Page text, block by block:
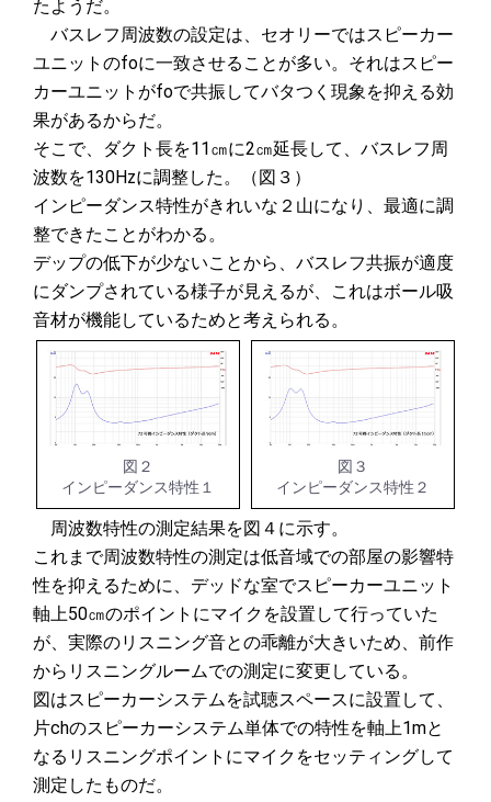
たようだ。
バスレフ周波数の設定は、セオリーではスピーカー
ユニットのfoに一致させることが多い。それはスピー
カーユニットがfoで共振してバタつく現象を抑える効
果があるからだ。
そこで、ダクト長を11㎝に2㎝延長して、バスレフ周
波数を130Hzに調整した。（図３）
インピーダンス特性がきれいな２山になり、最適に調
整できたことがわかる。
デップの低下が少ないことから、バスレフ共振が適度
にダンプされている様子が見えるが、これはボール吸
音材が機能しているためと考えられる。
図２
インピーダンス特性１
図３
インピーダンス特性２
周波数特性の測定結果を図４に示す。
これまで周波数特性の測定は低音域での部屋の影響特
性を抑えるために、デッドな室でスピーカーユニット
軸上50㎝のポイントにマイクを設置して行っていた
が、実際のリスニング音との乖離が大きいため、前作
からリスニングルームでの測定に変更している。
図はスピーカーシステムを試聴スペースに設置して、
片chのスピーカーシステム単体での特性を軸上1mと
なるリスニングポイントにマイクをセッティングして
測定したものだ。